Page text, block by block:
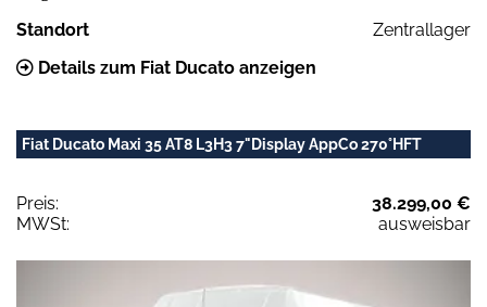
Standort
Zentrallager
Details zum Fiat Ducato anzeigen
Fiat Ducato Maxi 35 AT8 L3H3 7"Display AppCo 270°HFT
Preis:
38.299,00 €
MWSt:
ausweisbar